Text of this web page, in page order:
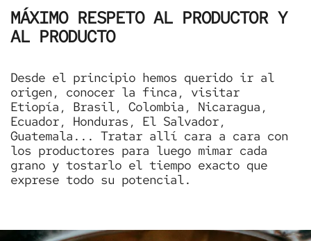
MÁXIMO RESPETO AL PRODUCTOR Y
AL PRODUCTO
Desde el principio hemos querido ir al
origen, conocer la finca, visitar
Etiopía, Brasil, Colombia, Nicaragua,
Ecuador, Honduras, El Salvador,
Guatemala... Tratar allí cara a cara con
los productores para luego mimar cada
grano y tostarlo el tiempo exacto que
exprese todo su potencial.